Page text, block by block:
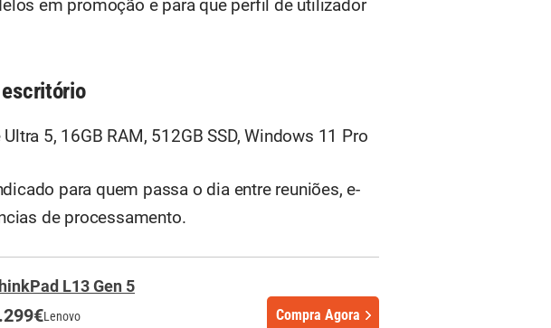
em promoção e para que perfil de utilizador
5, 16GB RAM, 512GB SSD, Windows 11 Pro
para quem passa o dia entre reuniões, e-
de processamento.
L13 Gen 5
Lenovo Compra Agora